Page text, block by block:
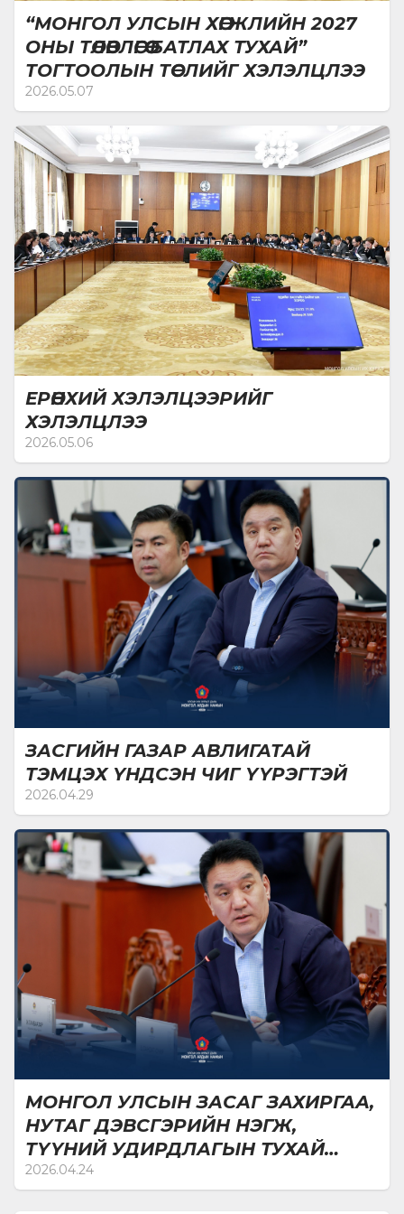
“МОНГОЛ УЛСЫН ХӨГЖЛИЙН 2027
ОНЫ ТӨЛӨВЛӨГӨӨ БАТЛАХ ТУХАЙ”
ТОГТООЛЫН ТӨСЛИЙГ ХЭЛЭЛЦЛЭЭ
2026.05.07
ЕРӨНХИЙ ХЭЛЭЛЦЭЭРИЙГ
ХЭЛЭЛЦЛЭЭ
2026.05.06
ЗАСГИЙН ГАЗАР АВЛИГАТАЙ
ТЭМЦЭХ ҮНДСЭН ЧИГ ҮҮРЭГТЭЙ
2026.04.29
МОНГОЛ УЛСЫН ЗАСАГ ЗАХИРГАА,
НУТАГ ДЭВСГЭРИЙН НЭГЖ,
ТҮҮНИЙ УДИРДЛАГЫН ТУХАЙ
ХУУЛЬД ӨӨРЧЛӨЛТ ОРУУЛАХ ТУХАЙ
ХУУЛИЙН ТӨСЛИЙГ БАТЛАВ
2026.04.24